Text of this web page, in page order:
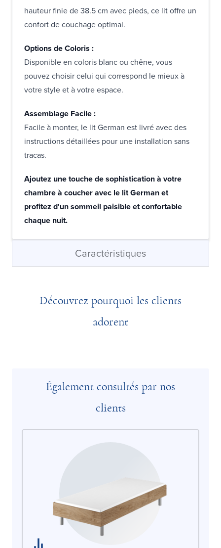
hauteur finie de 38.5 cm avec pieds, ce lit offre un
confort de couchage optimal.
Options de Coloris :
Disponible en coloris blanc ou chêne, vous
pouvez choisir celui qui correspond le mieux à
votre style et à votre espace.
Assemblage Facile :
Facile à monter, le lit German est livré avec des
instructions détaillées pour une installation sans
tracas.
Ajoutez une touche de sophistication à votre
chambre à coucher avec le lit German et
profitez d'un sommeil paisible et confortable
chaque nuit.
Caractéristiques
Découvrez pourquoi les clients
adorent
Également consultés par nos
clients